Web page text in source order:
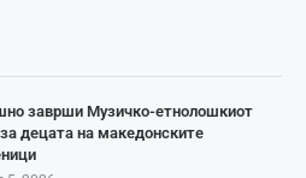
заврши Музичко-етнолошкиот
децата на македонските